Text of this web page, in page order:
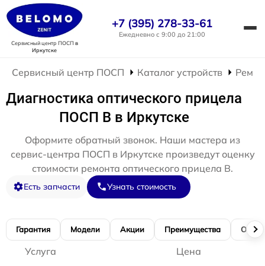
Сервисный центр ПОСПв
Иркутске
+7 (395) 278-33-61
Ежедневно с 9:00 до 21:00
Сервисный центр ПОСП Каталог устройств
Диагностика оптического прицела
ПОСП B в Иркутске
Оформите обратный звонок. Наши мастера из
сервис-центра ПОСП в Иркутске произведут оценку
стоимости ремонта оптического прицела B.
Есть запчасти Узнать стоимость
Гарантия Модели Акции Преимущества
Услуга Цена